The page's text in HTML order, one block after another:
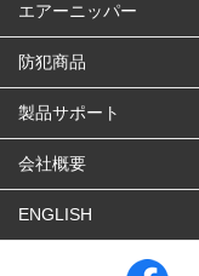
エアーニッパー
防犯商品
製品サポート
会社概要
ENGLISH